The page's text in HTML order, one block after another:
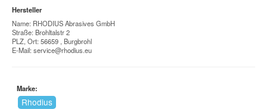
Hersteller
Name: RHODIUS Abrasives GmbH
Straße: Brohltalstr 2
PLZ, Ort: 56659 , Burgbrohl
E-Mail: service@rhodius.eu
Marke:
Rhodius